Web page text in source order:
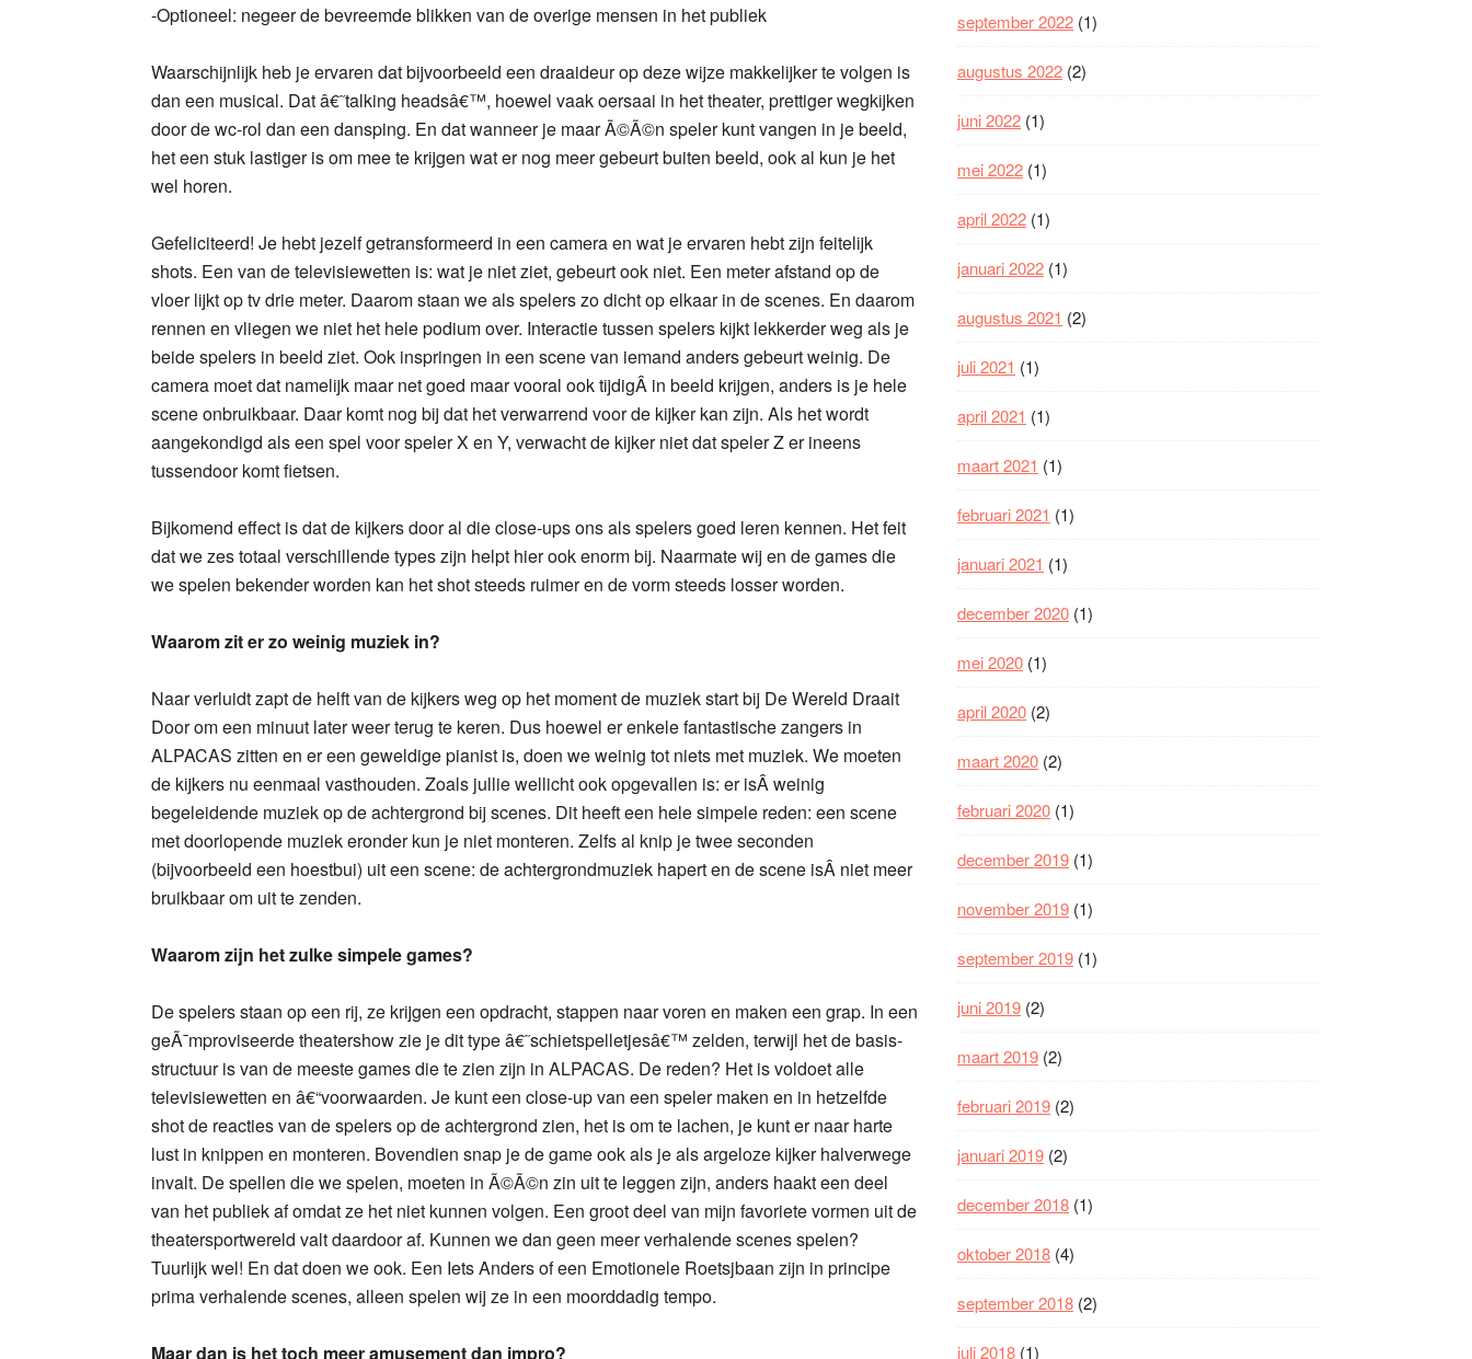
-Optioneel: negeer de bevreemde blikken van de overige mensen in het publiek
Waarschijnlijk heb je ervaren dat bijvoorbeeld een draaideur op deze wijze makkelijker te volgen is
dan een musical. Dat â€˜talking headsâ€™, hoewel vaak oersaai in het theater, prettiger wegkijken
door de wc-rol dan een dansping. En dat wanneer je maar Ã©Ã©n speler kunt vangen in je beeld,
het een stuk lastiger is om mee te krijgen wat er nog meer gebeurt buiten beeld, ook al kun je het
wel horen.
Gefeliciteerd! Je hebt jezelf getransformeerd in een camera en wat je ervaren hebt zijn feitelijk
shots. Een van de televisiewetten is: wat je niet ziet, gebeurt ook niet. Een meter afstand op de
vloer lijkt op tv drie meter. Daarom staan we als spelers zo dicht op elkaar in de scenes. En daarom
rennen en vliegen we niet het hele podium over. Interactie tussen spelers kijkt lekkerder weg als je
beide spelers in beeld ziet. Ook inspringen in een scene van iemand anders gebeurt weinig. De
camera moet dat namelijk maar net goed maar vooral ook tijdigÂ in beeld krijgen, anders is je hele
scene onbruikbaar. Daar komt nog bij dat het verwarrend voor de kijker kan zijn. Als het wordt
aangekondigd als een spel voor speler X en Y, verwacht de kijker niet dat speler Z er ineens
tussendoor komt fietsen.
Bijkomend effect is dat de kijkers door al die close-ups ons als spelers goed leren kennen. Het feit
dat we zes totaal verschillende types zijn helpt hier ook enorm bij. Naarmate wij en de games die
we spelen bekender worden kan het shot steeds ruimer en de vorm steeds losser worden.
Waarom zit er zo weinig muziek in?
Naar verluidt zapt de helft van de kijkers weg op het moment de muziek start bij De Wereld Draait
Door om een minuut later weer terug te keren. Dus hoewel er enkele fantastische zangers in
ALPACAS zitten en er een geweldige pianist is, doen we weinig tot niets met muziek. We moeten
de kijkers nu eenmaal vasthouden. Zoals jullie wellicht ook opgevallen is: er isÂ weinig
begeleidende muziek op de achtergrond bij scenes. Dit heeft een hele simpele reden: een scene
met doorlopende muziek eronder kun je niet monteren. Zelfs al knip je twee seconden
(bijvoorbeeld een hoestbui) uit een scene: de achtergrondmuziek hapert en de scene isÂ niet meer
bruikbaar om uit te zenden.
Waarom zijn het zulke simpele games?
De spelers staan op een rij, ze krijgen een opdracht, stappen naar voren en maken een grap. In een
geÃ¯mproviseerde theatershow zie je dit type â€˜schietspelletjesâ€™ zelden, terwijl het de basis-
structuur is van de meeste games die te zien zijn in ALPACAS. De reden? Het is voldoet alle
televisiewetten en â€“voorwaarden. Je kunt een close-up van een speler maken en in hetzelfde
shot de reacties van de spelers op de achtergrond zien, het is om te lachen, je kunt er naar harte
lust in knippen en monteren. Bovendien snap je de game ook als je als argeloze kijker halverwege
invalt. De spellen die we spelen, moeten in Ã©Ã©n zin uit te leggen zijn, anders haakt een deel
van het publiek af omdat ze het niet kunnen volgen. Een groot deel van mijn favoriete vormen uit de
theatersportwereld valt daardoor af. Kunnen we dan geen meer verhalende scenes spelen?
Tuurlijk wel! En dat doen we ook. Een Iets Anders of een Emotionele Roetsjbaan zijn in principe
prima verhalende scenes, alleen spelen wij ze in een moorddadig tempo.
Maar dan is het toch meer amusement dan impro?
september 2022 (1)
augustus 2022 (2)
juni 2022 (1)
mei 2022 (1)
april 2022 (1)
januari 2022 (1)
augustus 2021 (2)
juli 2021 (1)
april 2021 (1)
maart 2021 (1)
februari 2021 (1)
januari 2021 (1)
december 2020 (1)
mei 2020 (1)
april 2020 (2)
maart 2020 (2)
februari 2020 (1)
december 2019 (1)
november 2019 (1)
september 2019 (1)
juni 2019 (2)
maart 2019 (2)
februari 2019 (2)
januari 2019 (2)
december 2018 (1)
oktober 2018 (4)
september 2018 (2)
juli 2018 (1)